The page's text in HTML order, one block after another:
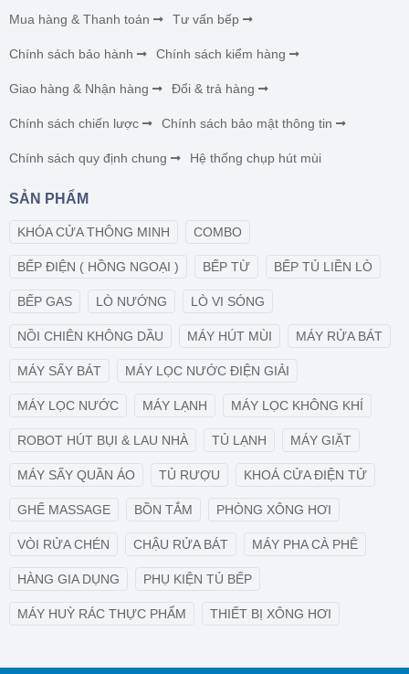
Mua hàng & Thanh toán Tư vấn bếp
Chính sách bảo hành Chính sách kiểm hàng
Giao hàng & Nhận hàng Đổi & trả hàng
Chính sách chiến lược Chính sách bảo mật thông tin
Chính sách quy định chung Hệ thống chụp hút mùi
SẢN PHẨM
KHÓA CỬA THÔNG MINH COMBO
BẾP ĐIỆN ( HỒNG NGOẠI ) BẾP TỪ BẾP TỦ LIỀN LÒ
BẾP GAS LÒ NƯỚNG LÒ VI SÓNG
NỒI CHIÊN KHÔNG DẦU MÁY HÚT MÙI MÁY RỬA BÁT
MÁY SẤY BÁT MÁY LỌC NƯỚC ĐIỆN GIẢI
MÁY LỌC NƯỚC MÁY LẠNH MÁY LỌC KHÔNG KHÍ
ROBOT HÚT BỤI & LAU NHÀ TỦ LẠNH MÁY GIẶT
MÁY SẤY QUẦN ÁO TỦ RƯỢU KHOÁ CỬA ĐIỆN TỬ
GHẾ MASSAGE BỒN TẮM PHÒNG XÔNG HƠI
VÒI RỬA CHÉN CHẬU RỬA BÁT MÁY PHA CÀ PHÊ
HÀNG GIA DỤNG PHỤ KIỆN TỦ BẾP
MÁY HUỲ RÁC THỰC PHẨM THIẾT BỊ XÔNG HƠI